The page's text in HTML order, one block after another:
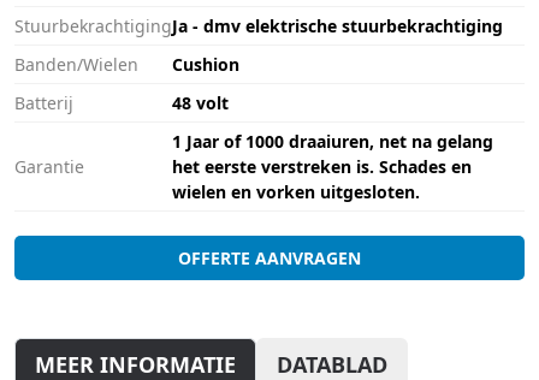
StuurbekrachtigingJa - dmv elektrische stuurbekrachtiging
Banden/Wielen
Cushion
Batterij
48 volt
Garantie
1 Jaar of 1000 draaiuren, net na gelang
het eerste verstreken is. Schades en
wielen en vorken uitgesloten.
OFFERTE AANVRAGEN
MEER INFORMATIE DATABLAD